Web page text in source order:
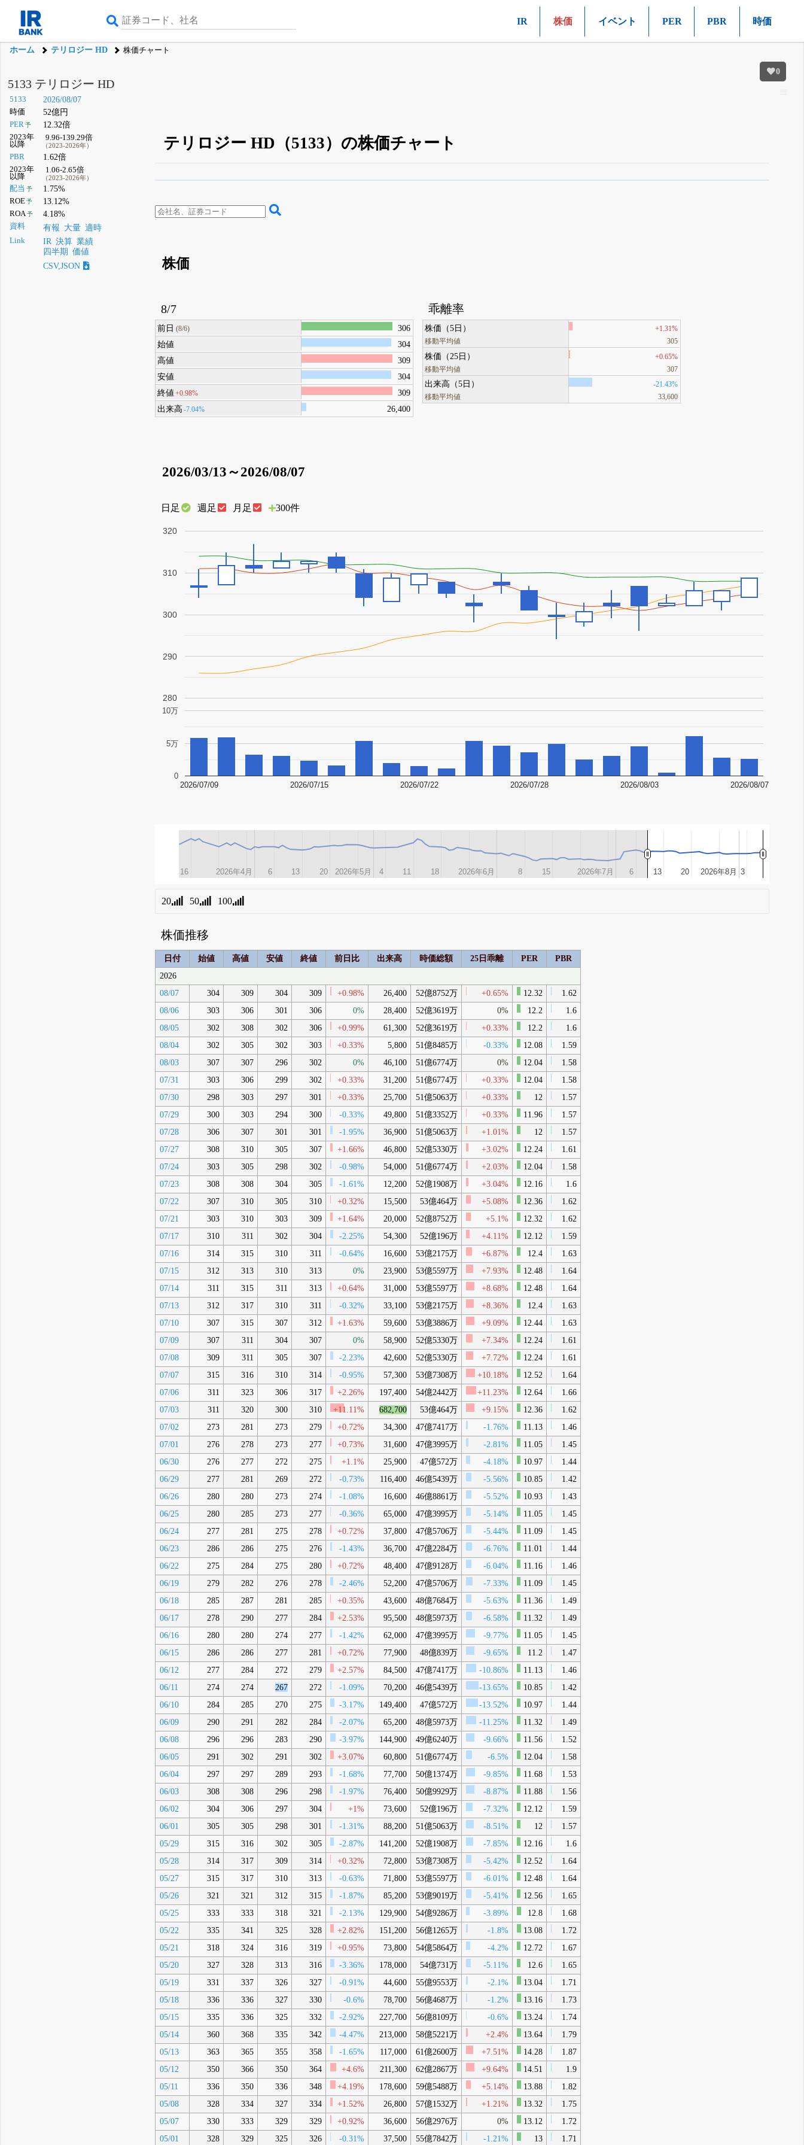
IR 株価 イベント PER PBR 時価
ホーム テリロジー HD 株価チャート
0
5133 テリロジー HD
5133 2026/08/07
時価 52億円
PER予 12.32倍
2023年
以降
9.96-139.29倍
（2023-2026年）
PBR 1.62倍
2023年
以降
1.06-2.65倍
（2023-2026年）
配当 予 1.75%
ROE予 13.12%
ROA予 4.18%
資料 有報 大量 適時
Link IR 決算 業績
四半期
価値
CSV,JSON
テリロジー HD（5133）の株価チャート
無料でβ版をはじめる
株価
8/7
前日 (8/6)
306
始値
304
高値
309
安値
304
終値 +0.98%
309
出来高 -7.04% 26,400
乖離率
株価（5日）
移動平均値
+1.31%
305
株価（25日）
移動平均値
+0.65%
307
出来高（5日）
移動平均値
-21.43%
33,600
2026/03/13～2026/08/07
日足 週足 月足 300件
280
290
300
310
320
2026/07/09 2026/07/15 2026/07/22 2026/07/28 2026/08/03 2026/08/07
0
5万
10万
2026年4月
2026年4月 2026年5月
2026年5月 2026年6月
2026年6月 2026年7月
2026年7月 2026年8月
2026年8月
16
16 6
6 13
13 20
20 4
4 11
11 18
18 8
8 15
15 6
6 13
13 20
20 3
3
20 50 100
株価推移
日付 始値 高値 安値 終値 前日比 出来高 時価総額 25日乖離 PER
PBR
2026
08/07
304 309 304 309 +0.98% 26,400 52億8752万 +0.65% 12.32
1.62
08/06
303 306 301 306 0% 28,400 52億3619万 0% 12.2
1.6
08/05
302 308 302 306 +0.99% 61,300 52億3619万 +0.33% 12.2
1.6
08/04
302 305 302 303 +0.33% 5,800 51億8485万 -0.33% 12.08
1.59
08/03
307 307 296 302 0% 46,100 51億6774万 0% 12.04
1.58
07/31
303 306 299 302 +0.33% 31,200 51億6774万 +0.33% 12.04
1.58
07/30
298 303 297 301 +0.33% 25,700 51億5063万 +0.33% 12
1.57
07/29
300 303 294 300 -0.33% 49,800 51億3352万 +0.33% 11.96
1.57
07/28
306 307 301 301 -1.95% 36,900 51億5063万 +1.01% 12
1.57
07/27
308 310 305 307 +1.66% 46,800 52億5330万 +3.02% 12.24
1.61
07/24
303 305 298 302 -0.98% 54,000 51億6774万 +2.03% 12.04
1.58
07/23
308 308 304 305 -1.61% 12,200 52億1908万 +3.04% 12.16
1.6
07/22
307 310 305 310 +0.32% 15,500 53億464万 +5.08% 12.36
1.62
07/21
303 310 303 309 +1.64% 20,000 52億8752万 +5.1% 12.32
1.62
07/17
310 311 302 304 -2.25% 54,300 52億196万 +4.11% 12.12
1.59
07/16
314 315 310 311 -0.64% 16,600 53億2175万 +6.87% 12.4
1.63
07/15
312 313 310 313 0% 23,900 53億5597万 +7.93% 12.48
1.64
07/14
311 315 311 313 +0.64% 31,000 53億5597万 +8.68% 12.48
1.64
07/13
312 317 310 311 -0.32% 33,100 53億2175万 +8.36% 12.4
1.63
07/10
307 315 307 312 +1.63% 59,600 53億3886万 +9.09% 12.44
1.63
07/09
307 311 304 307 0% 58,900 52億5330万 +7.34% 12.24
1.61
07/08
309 311 305 307 -2.23% 42,600 52億5330万 +7.72% 12.24
1.61
07/07
315 316 310 314 -0.95% 57,300 53億7308万 +10.18% 12.52
1.64
07/06
311 323 306 317 +2.26% 197,400 54億2442万 +11.23% 12.64
1.66
07/03
311 320 300 310 +11.11% 682,700 53億464万 +9.15% 12.36
1.62
07/02
273 281 273 279 +0.72% 34,300 47億7417万 -1.76% 11.13
1.46
07/01
276 278 273 277 +0.73% 31,600 47億3995万 -2.81% 11.05
1.45
06/30
276 277 272 275 +1.1% 25,900 47億572万 -4.18% 10.97
1.44
06/29
277 281 269 272 -0.73% 116,400 46億5439万 -5.56% 10.85
1.42
06/26
280 280 273 274 -1.08% 16,600 46億8861万 -5.52% 10.93
1.43
06/25
280 285 273 277 -0.36% 65,000 47億3995万 -5.14% 11.05
1.45
06/24
277 281 275 278 +0.72% 37,800 47億5706万 -5.44% 11.09
1.45
06/23
286 286 275 276 -1.43% 36,700 47億2284万 -6.76% 11.01
1.44
06/22
275 284 275 280 +0.72% 48,400 47億9128万 -6.04% 11.16
1.46
06/19
279 282 276 278 -2.46% 52,200 47億5706万 -7.33% 11.09
1.45
06/18
285 287 281 285 +0.35% 43,600 48億7684万 -5.63% 11.36
1.49
06/17
278 290 277 284 +2.53% 95,500 48億5973万 -6.58% 11.32
1.49
06/16
280 280 274 277 -1.42% 62,000 47億3995万 -9.77% 11.05
1.45
06/15
286 286 277 281 +0.72% 77,900 48億839万 -9.65% 11.2
1.47
06/12
277 284 272 279 +2.57% 84,500 47億7417万 -10.86% 11.13
1.46
06/11
274 274 267 272 -1.09% 70,200 46億5439万 -13.65% 10.85
1.42
06/10
284 285 270 275 -3.17% 149,400 47億572万 -13.52% 10.97
1.44
06/09
290 291 282 284 -2.07% 65,200 48億5973万 -11.25% 11.32
1.49
06/08
296 296 283 290 -3.97% 144,900 49億6240万 -9.66% 11.56
1.52
06/05
291 302 291 302 +3.07% 60,800 51億6774万 -6.5% 12.04
1.58
06/04
297 297 289 293 -1.68% 77,700 50億1374万 -9.85% 11.68
1.53
06/03
308 308 296 298 -1.97% 76,400 50億9929万 -8.87% 11.88
1.56
06/02
304 306 297 304 +1% 73,600 52億196万 -7.32% 12.12
1.59
06/01
305 305 298 301 -1.31% 88,200 51億5063万 -8.51% 12
1.57
05/29
315 316 302 305 -2.87% 141,200 52億1908万 -7.85% 12.16
1.6
05/28
314 317 309 314 +0.32% 72,800 53億7308万 -5.42% 12.52
1.64
05/27
315 317 310 313 -0.63% 71,800 53億5597万 -6.01% 12.48
1.64
05/26
321 321 312 315 -1.87% 85,200 53億9019万 -5.41% 12.56
1.65
05/25
333 333 318 321 -2.13% 129,900 54億9286万 -3.89% 12.8
1.68
05/22
335 341 325 328 +2.82% 151,200 56億1265万 -1.8% 13.08
1.72
05/21
318 324 316 319 +0.95% 73,800 54億5864万 -4.2% 12.72
1.67
05/20
327 328 313 316 -3.36% 178,000 54億731万 -5.11% 12.6
1.65
05/19
331 337 326 327 -0.91% 44,600 55億9553万 -2.1% 13.04
1.71
05/18
336 336 327 330 -0.6% 78,700 56億4687万 -1.2% 13.16
1.73
05/15
335 336 325 332 -2.92% 227,700 56億8109万 -0.6% 13.24
1.74
05/14
360 368 335 342 -4.47% 213,000 58億5221万 +2.4% 13.64
1.79
05/13
363 365 355 358 -1.65% 117,000 61億2600万 +7.51% 14.28
1.87
05/12
350 366 350 364 +4.6% 211,300 62億2867万 +9.64% 14.51
1.9
05/11
336 350 336 348 +4.19% 178,600 59億5488万 +5.14% 13.88
1.82
05/08
328 334 327 334 +1.52% 26,800 57億1532万 +1.21% 13.32
1.75
05/07
330 333 329 329 +0.92% 36,600 56億2976万 0% 13.12
1.72
05/01
328 329 325 326 -0.31% 37,500 55億7842万 -1.21% 13 1.71